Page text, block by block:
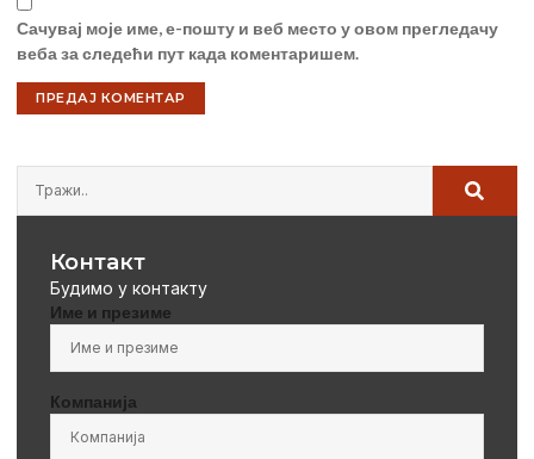
Сачувај моје име, е-пошту и веб место у овом прегледачу
веба за следећи пут када коментаришем.
Контакт
Будимо у контакту
Име и презиме
Компанија